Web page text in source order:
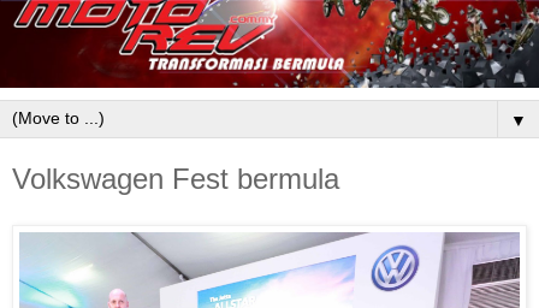
▼
Volkswagen Fest bermula